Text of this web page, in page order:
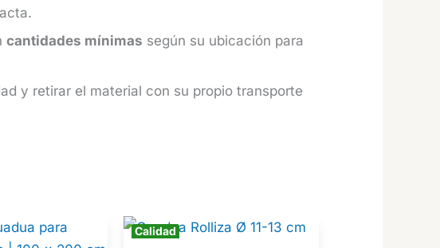
cantidades mínimas según su ubicación para
y retirar el material con su propio transporte
Calidad